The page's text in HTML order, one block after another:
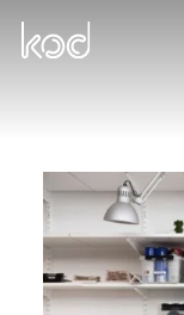
Våra
Projekt
Nyheter